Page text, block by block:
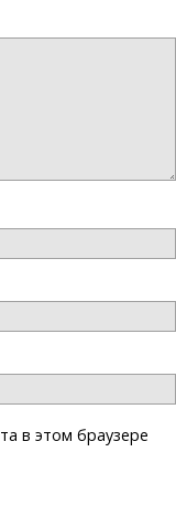
в этом браузере